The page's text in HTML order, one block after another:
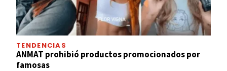
TENDENCIAS
ANMAT prohibió productos promocionados por
famosas